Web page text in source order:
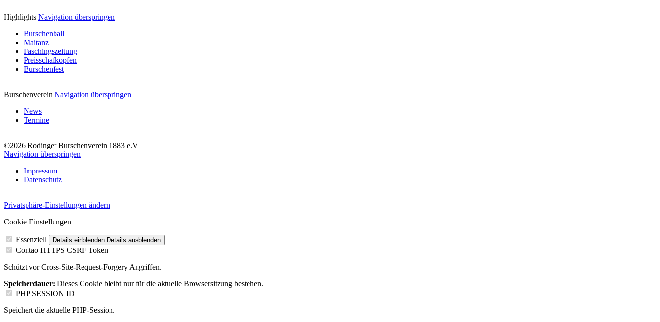
Highlights Navigation überspringen
Burschenball
Maitanz
Faschingszeitung
Preisschafkopfen
Burschenfest
Burschenverein Navigation überspringen
News
Termine
©2026 Rodinger Burschenverein 1883 e.V.
Navigation überspringen
Impressum
Datenschutz
Privatsphäre-Einstellungen ändern
Cookie-Einstellungen
Essenziell Details einblenden Details ausblenden
Contao HTTPS CSRF Token
Schützt vor Cross-Site-Request-Forgery Angriffen.
Speicherdauer: Dieses Cookie bleibt nur für die aktuelle Browsersitzung bestehen.
PHP SESSION ID
Speichert die aktuelle PHP-Session.